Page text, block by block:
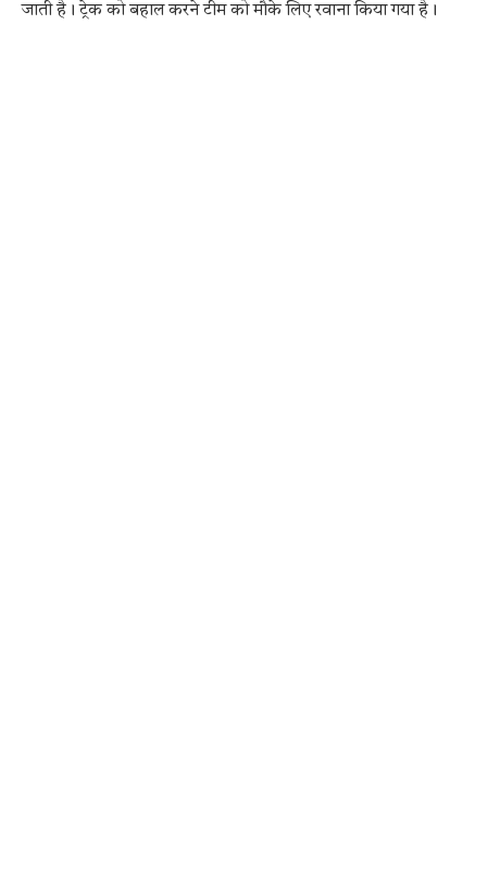
जाती है। ट्रेक को बहाल करने टीम को मौके लिए रवाना किया गया है।